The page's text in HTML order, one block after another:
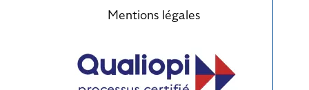
Mentions légales